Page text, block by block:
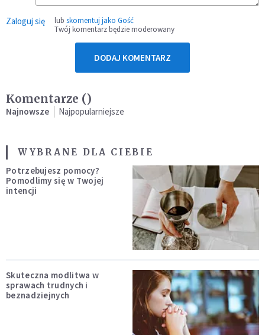
Zaloguj się lub skomentuj jako Gość
Twój komentarz będzie moderowany
DODAJ KOMENTARZ
Komentarze ()
Najnowsze Najpopularniejsze
WYBRANE DLA CIEBIE
Potrzebujesz pomocy?
Pomodlimy się w Twojej
intencji
Skuteczna modlitwa w
sprawach trudnych i
beznadziejnych